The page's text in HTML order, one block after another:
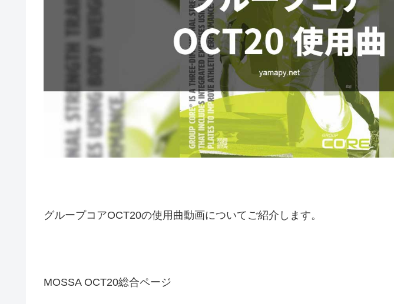
グループコアOCT20の使用曲動画についてご紹介します。
MOSSA OCT20総合ページ